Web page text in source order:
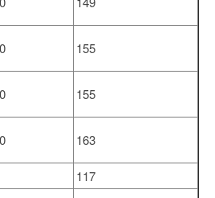
155
155
163
117